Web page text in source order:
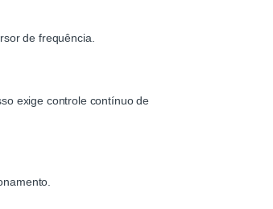
de frequência.
exige controle contínuo de